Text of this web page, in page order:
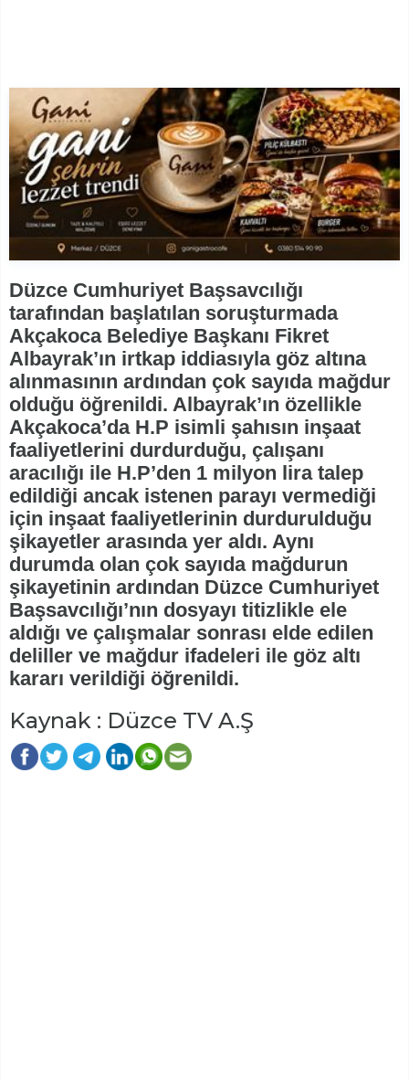
Düzce Cumhuriyet Başsavcılığı
tarafından başlatılan soruşturmada
Akçakoca Belediye Başkanı Fikret
Albayrak’ın irtkap iddiasıyla göz altına
alınmasının ardından çok sayıda mağdur
olduğu öğrenildi. Albayrak’ın özellikle
Akçakoca’da H.P isimli şahısın inşaat
faaliyetlerini durdurduğu, çalışanı
aracılığı ile H.P’den 1 milyon lira talep
edildiği ancak istenen parayı vermediği
için inşaat faaliyetlerinin durdurulduğu
şikayetler arasında yer aldı. Aynı
durumda olan çok sayıda mağdurun
şikayetinin ardından Düzce Cumhuriyet
Başsavcılığı’nın dosyayı titizlikle ele
aldığı ve çalışmalar sonrası elde edilen
deliller ve mağdur ifadeleri ile göz altı
kararı verildiği öğrenildi.
Kaynak : Düzce TV A.Ş